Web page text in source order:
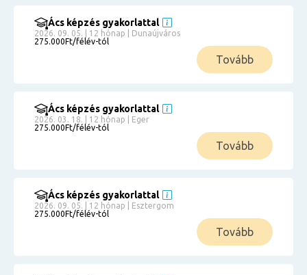
Ács képzés gyakorlattal
2026. 09. 05. | 12 hónap | Dunaújváros
275.000Ft/félév-tól
Tovább
Ács képzés gyakorlattal
2026. 03. 18. | 12 hónap | Eger
275.000Ft/félév-tól
Tovább
Ács képzés gyakorlattal
2026. 09. 05. | 12 hónap | Esztergom
275.000Ft/félév-tól
Tovább